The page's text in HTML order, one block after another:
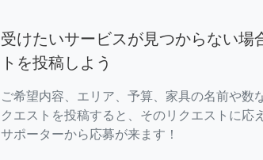
受けたいサービスが見つからない場
トを投稿しよう
ご希望内容、エリア、予算、家具の名前や数
クエストを投稿すると、そのリクエストに応
サポーターから応募が来ます！